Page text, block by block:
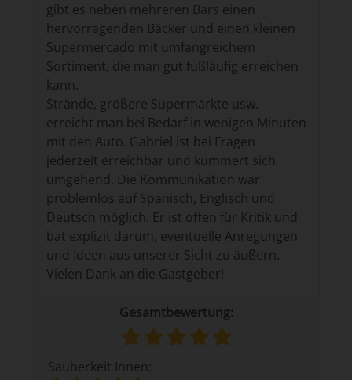
gibt es neben mehreren Bars einen
hervorragenden Bäcker und einen kleinen
Supermercado mit umfangreichem
Sortiment, die man gut fußläufig erreichen
kann.
Strände, größere Supermärkte usw.
erreicht man bei Bedarf in wenigen Minuten
mit den Auto. Gabriel ist bei Fragen
jederzeit erreichbar und kümmert sich
umgehend. Die Kommunikation war
problemlos auf Spanisch, Englisch und
Deutsch möglich. Er ist offen für Kritik und
bat explizit darum, eventuelle Anregungen
und Ideen aus unserer Sicht zu äußern.
Vielen Dank an die Gastgeber!
Gesamtbewertung:
Sauberkeit Innen: